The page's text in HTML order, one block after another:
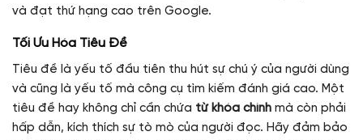
và đạt thứ hạng cao trên Google.
Tối Ưu Hóa Tiêu Đề
Tiêu đề là yếu tố đầu tiên thu hút sự chú ý của người dùng
và cũng là yếu tố mà công cụ tìm kiếm đánh giá cao. Một
tiêu đề hay không chỉ cần chứa từ khóa chính mà còn phải
hấp dẫn, kích thích sự tò mò của người đọc. Hãy đảm bảo